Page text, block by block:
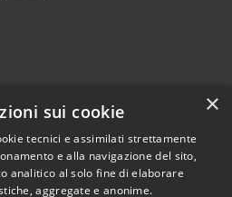
×
sui cookie
tecnici e assimilati strettamente
e alla navigazione del sito,
analitico al solo fine di elaborare
aggregate e anonime.